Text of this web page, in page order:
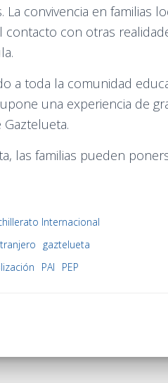
La convivencia en familias
contacto con otras
a toda la comunidad
una experiencia de
las familias pueden
Internacional
gaztelueta
PAI PEP